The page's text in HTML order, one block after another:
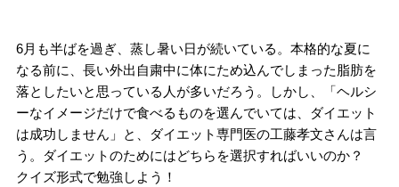
6月も半ばを過ぎ、蒸し暑い日が続いている。本格的な夏に
なる前に、長い外出自粛中に体にため込んでしまった脂肪を
落としたいと思っている人が多いだろう。しかし、「ヘルシ
ーなイメージだけで食べるものを選んでいては、ダイエット
は成功しません」と、ダイエット専門医の工藤孝文さんは言
う。ダイエットのためにはどちらを選択すればいいのか？
クイズ形式で勉強しよう！